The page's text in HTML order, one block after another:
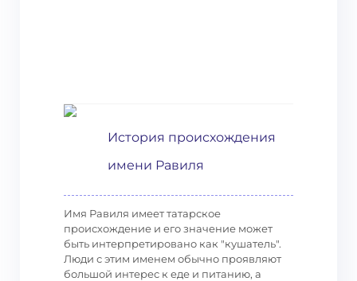
История происхождения
имени Равиля
Имя Равиля имеет татарское
происхождение и его значение может
быть интерпретировано как "кушатель".
Люди с этим именем обычно проявляют
большой интерес к еде и питанию, а